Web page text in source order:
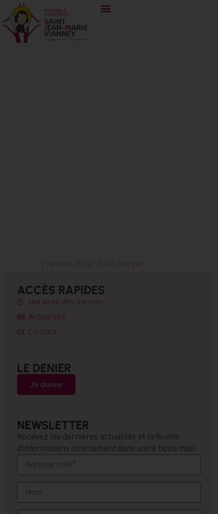
7 janvier 2022 Télécharger
ACCÈS RAPIDES
Horaires des messes
Actualités
Contact
LE DENIER
Je donne
NEWSLETTER
Recevez les dernières actualités et la feuille
d'informations directement dans votre boîte mail.